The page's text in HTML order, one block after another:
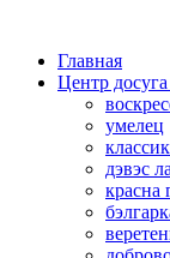
Главная
Центр
умелец
дэвэс
красна